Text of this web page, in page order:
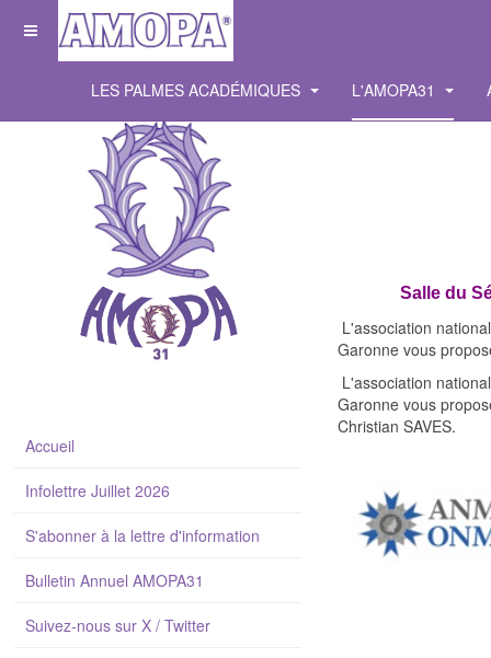
LES PALMES ACADÉMIQUES L'AMOPA31
Salle du
L'association
Garonne vous
L'association
Garonne vous
Christian SAVES.
Accueil
Infolettre Juillet 2026
S'abonner à la lettre d'information
Bulletin Annuel AMOPA31
Suivez-nous sur X / Twitter